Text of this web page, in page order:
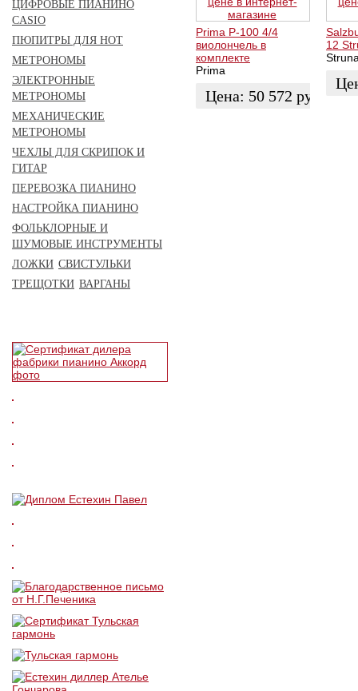
Prima P-100 4/4
виолончель в
комплекте
Prima
Цена: 50 572 руб.
12
ЦИФРОВЫЕ ПИАНИНО
CASIO
ПЮПИТРЫ ДЛЯ НОТ
МЕТРОНОМЫ
ЭЛЕКТРОННЫЕ
МЕТРОНОМЫ
МЕХАНИЧЕСКИЕ
МЕТРОНОМЫ
ЧЕХЛЫ ДЛЯ СКРИПОК И
ГИТАР
ПЕРЕВОЗКА ПИАНИНО
НАСТРОЙКА ПИАНИНО
ФОЛЬКЛОРНЫЕ И
ШУМОВЫЕ ИНСТРУМЕНТЫ
ЛОЖКИ СВИСТУЛЬКИ
ТРЕЩОТКИ ВАРГАНЫ